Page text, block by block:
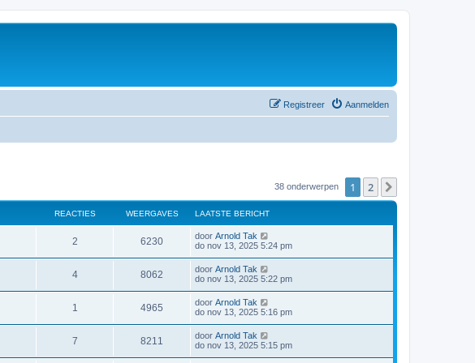
Aanmelden
Registreer
38 onderwerpen 1 2
REACTIES WEERGAVES LAATSTE BERICHT
2 6230 door Arnold Tak
do nov 13, 2025 5:24 pm
4 8062 door Arnold Tak
do nov 13, 2025 5:22 pm
1 4965 door Arnold Tak
do nov 13, 2025 5:16 pm
7 8211 door Arnold Tak
do nov 13, 2025 5:15 pm